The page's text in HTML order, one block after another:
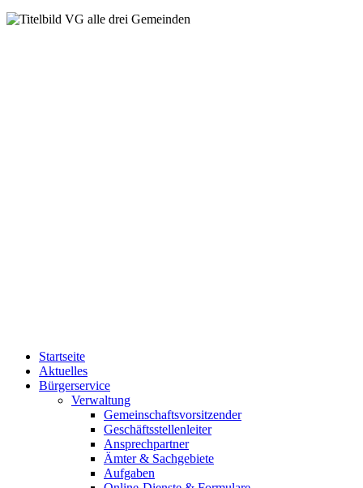
Startseite
Aktuelles
Bürgerservice
Verwaltung
Gemeinschaftsvorsitzender
Geschäftsstellenleiter
Ansprechpartner
Ämter & Sachgebiete
Aufgaben